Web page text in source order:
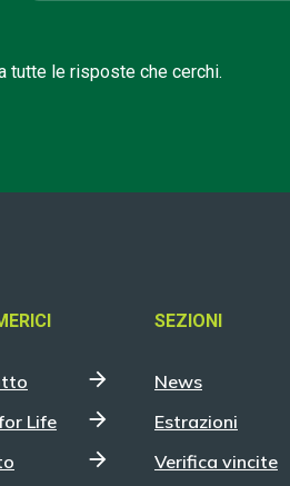
tutte le risposte che cerchi.
Life
SEZIONI
News
Estrazioni
Verifica vincite